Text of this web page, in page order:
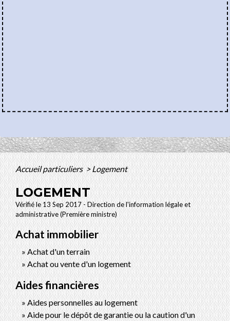
Accueil particuliers>Logement
LOGEMENT
Vérifié le 13 Sep 2017 - Direction de l'information légale et
administrative (Première ministre)
Achat immobilier
Achat d'un terrain
Achat ou vente d'un logement
Aides financières
Aides personnelles au logement
Aide pour le dépôt de garantie ou la caution d'un